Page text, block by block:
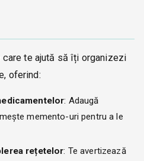
te ajută să îți organizezi
oferind:
: Adaugă
memento-uri pentru a le
rețetelor: Te avertizează